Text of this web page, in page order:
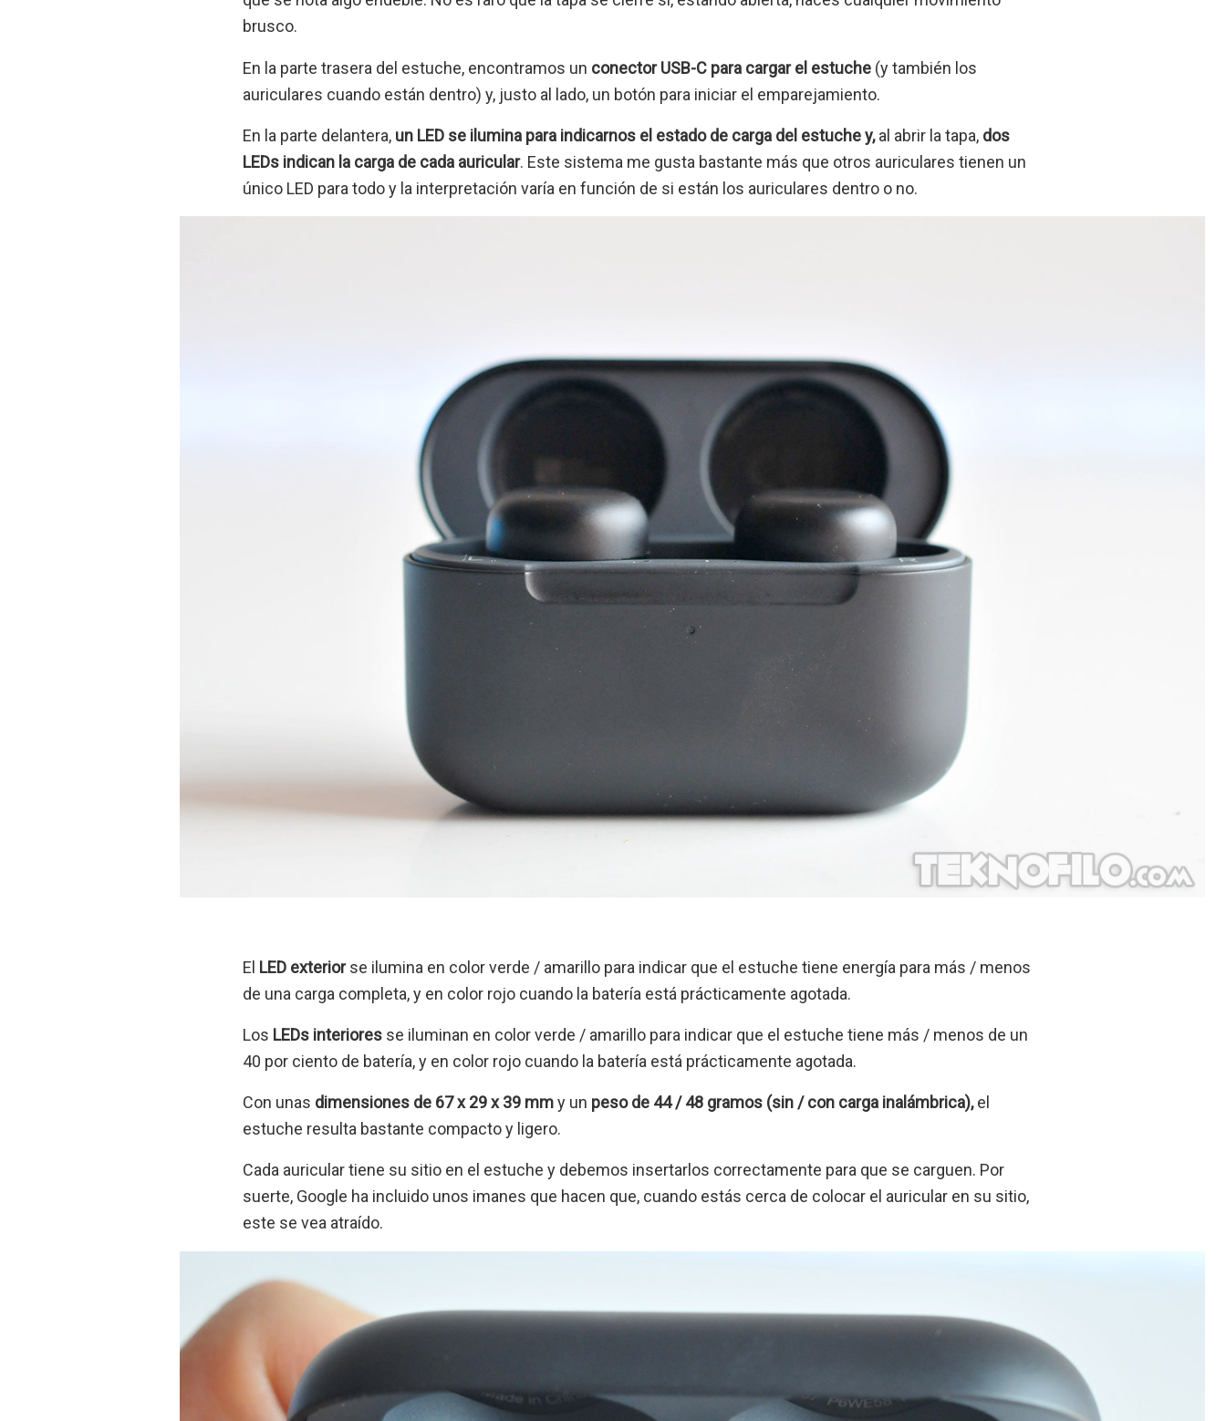
brusco.
En la parte trasera del estuche, encontramos un conector USB-C para cargar el estuche (y también los
auriculares cuando están dentro) y, justo al lado, un botón para iniciar el emparejamiento.
En la parte delantera, un LED se ilumina para indicarnos el estado de carga del estuche y,al abrir la tapa, dos
LEDs indican la carga de cada auricular. Este sistema me gusta bastante más que otros auriculares tienen un
único LED para todo y la interpretación varía en función de si están los auriculares dentro o no.
El LED exteriorse ilumina en color verde / amarillo para indicar que el estuche tiene energía para más / menos
de una carga completa, y en color rojo cuando la batería está prácticamente agotada.
Los LEDs interiores se iluminan en color verde / amarillo para indicar que el estuche tiene más / menos de un
40 por ciento de batería, y en color rojo cuando la batería está prácticamente agotada.
Con unas dimensiones de 67 x 29 x 39 mmy un peso de 44 / 48 gramos (sin / con carga inalámbrica),el
estuche resulta bastante compacto y ligero.
Cada auricular tiene su sitio en el estuche y debemos insertarlos correctamente para que se carguen. Por
suerte, Google ha incluido unos imanes que hacen que, cuando estás cerca de colocar el auricular en su sitio,
este se vea atraído.